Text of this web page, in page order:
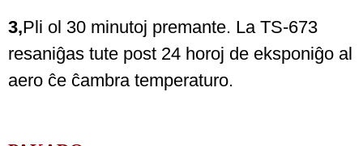
3,Pli ol 30 minutoj premante. La TS-673
resaniĝas tute post 24 horoj de eksponiĝo al
aero ĉe ĉambra temperaturo.